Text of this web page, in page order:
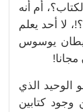
أم أنه
لا أحد يعلم
يوسوس
الوحيد الذي
كتابين